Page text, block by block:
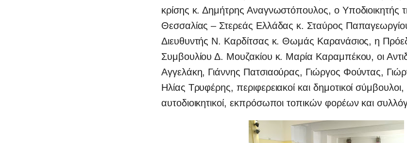
κρίσης κ. Δημήτρης Αναγνωστόπουλος, ο Υποδιοικητής
Θεσσαλίας – Στερεάς Ελλάδας κ. Σταύρος
Διευθυντής Ν. Καρδίτσας κ. Θωμάς Καρανάσιος, η
Συμβουλίου Δ. Μουζακίου κ. Μαρία Καραμπέκου, οι
Αγγελάκη, Γιάννης Πατσιαούρας, Γιώργος Φούντας,
Ηλίας Τρυφέρης, περιφερειακοί και δημοτικοί σύμβουλοι,
αυτοδιοικητικοί, εκπρόσωποι τοπικών φορέων και